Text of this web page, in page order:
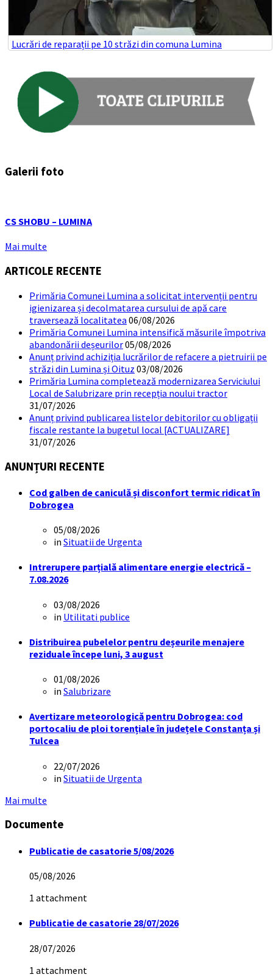
Lucrări de reparații pe 10 străzi din comuna Lumina
Galerii foto
CS SHOBU – LUMINA
Mai multe
ARTICOLE RECENTE
Primăria Comunei Lumina a solicitat intervenții pentru
igienizarea și decolmatarea cursului de apă care
traversează localitatea 06/08/2026
Primăria Comunei Lumina intensifică măsurile împotriva
abandonării deșeurilor05/08/2026
Anunț privind achiziția lucrărilor de refacere a pietruirii pe
străzi din Lumina și Oituz 03/08/2026
Primăria Lumina completează modernizarea Serviciului
Local de Salubrizare prin recepția noului tractor
31/07/2026
Anunț privind publicarea listelor debitorilor cu obligații
fiscale restante la bugetul local [ACTUALIZARE]
31/07/2026
ANUNȚURI RECENTE
Cod galben de caniculă și disconfort termic ridicat în
Dobrogea
05/08/2026
in Situatii de Urgenta
Intrerupere parțială alimentare energie electrică –
7.08.2026
03/08/2026
in Utilitati publice
Distribuirea pubelelor pentru deșeurile menajere
reziduale începe luni, 3 august
01/08/2026
in Salubrizare
Avertizare meteorologică pentru Dobrogea: cod
portocaliu de ploi torențiale în județele Constanța și
Tulcea
22/07/2026
in Situatii de Urgenta
Mai multe
Documente
Publicatie de casatorie 5/08/2026
05/08/2026
1 attachment
Publicatie de casatorie 28/07/2026
28/07/2026
1 attachment